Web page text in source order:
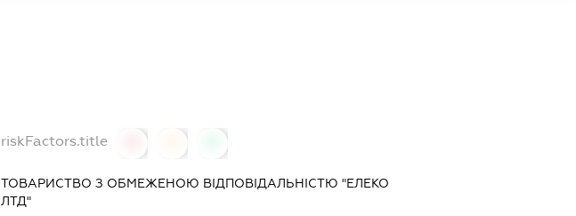
riskFactors.title
ТОВАРИСТВО З ОБМЕЖЕНОЮ ВІДПОВІДАЛЬНІСТЮ "ЕЛЕКО
ЛТД"